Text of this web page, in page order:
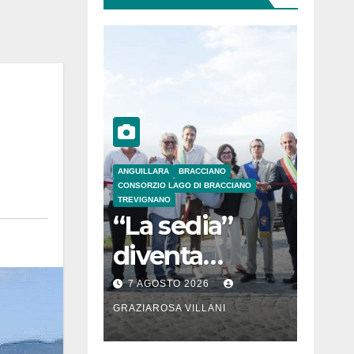
ANGUILLARA
BRACCIANO
CONSORZIO LAGO DI BRACCIANO
TREVIGNANO
“La sedia”
diventa
Belvedere sul
lago di
Bracciano: ieri
7 AGOSTO 2026
GRAZIAROSA VILLANI